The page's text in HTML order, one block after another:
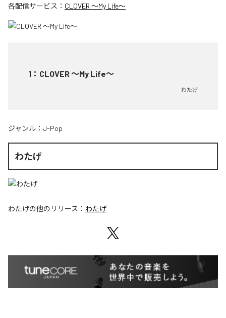
各配信サービス： CLOVER ～My Life～
1 ： CLOVER ～My Life～
わたげ
ジャンル： J-Pop
わたげ
わたげの他のリリース： わたげ